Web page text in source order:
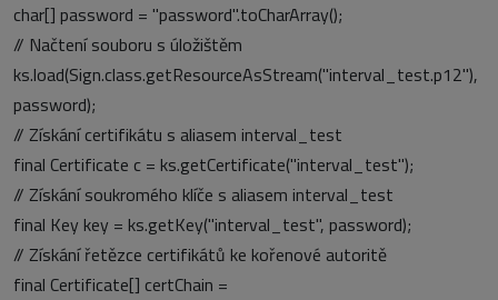
char[] password = "password".toCharArray();
// Načtení souboru s úložištěm
ks.load(Sign.class.getResourceAsStream("interval_test.p12"),
password);
// Získání certifikátu s aliasem interval_test
final Certificate c = ks.getCertificate("interval_test");
// Získání soukromého klíče s aliasem interval_test
final Key key = ks.getKey("interval_test", password);
// Získání řetězce certifikátů ke kořenové autoritě
final Certificate[] certChain =